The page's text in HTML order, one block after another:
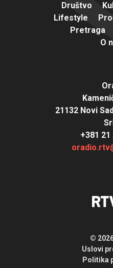
Društvo
Lifestyle
Pretraga
O
21132 Novi
+381 21
©
Uslovi
Politika